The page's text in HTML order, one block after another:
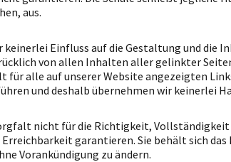
aus.
keinerlei Einfluss auf die Gestaltung und die
von allen Inhalten aller gelinkter
für alle auf unserer Website angezeigten
und deshalb übernehmen wir keinerlei
nicht für die Richtigkeit,
garantieren. Sie behält sich
Vorankündigung zu ändern.